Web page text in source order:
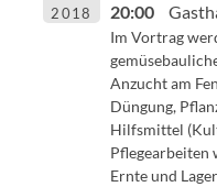
2018 20:00
Im Vortrag
Anzucht am
Düngung,
Hilfsmittel
Pflegearbeiten
Ernte und